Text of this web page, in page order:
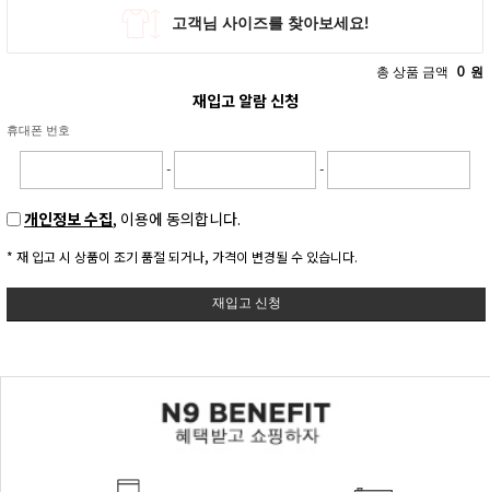
총 상품 금액 0 원
재입고 알람 신청
휴대폰 번호
- -
개인정보 수집, 이용에 동의합니다.
* 재 입고 시 상품이 조기 품절 되거나, 가격이 변경될 수 있습니다.
재입고 신청